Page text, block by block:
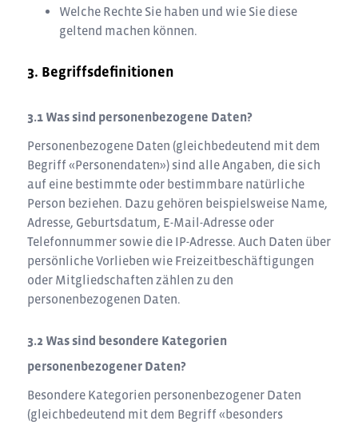
Welche Rechte Sie haben und wie Sie diese
geltend machen können.
Begriffsdefinitionen
Was sind personenbezogene Daten?
Personenbezogene Daten (gleichbedeutend mit dem
Begriff «Personendaten») sind alle Angaben, die sich
auf eine bestimmte oder bestimmbare natürliche
Person beziehen. Dazu gehören beispielsweise Name,
Adresse, Geburtsdatum, E-Mail-Adresse oder
Telefonnummer sowie die IP-Adresse. Auch Daten über
persönliche Vorlieben wie Freizeitbeschäftigungen
oder Mitgliedschaften zählen zu den
personenbezogenen Daten.
Was sind besondere Kategorien
personenbezogener Daten?
Besondere Kategorien personenbezogener Daten
(gleichbedeutend mit dem Begriff «besonders